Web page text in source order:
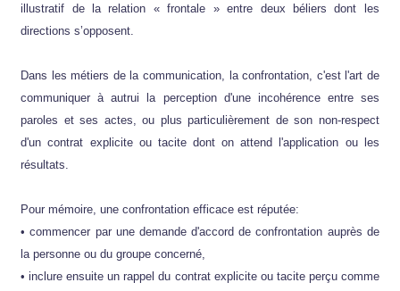
illustratif de la relation « frontale » entre deux béliers dont les
directions s’opposent.
Dans les métiers de la communication, la confrontation, c'est l'art de
communiquer à autrui la perception d'une incohérence entre ses
paroles et ses actes, ou plus particulièrement de son non-respect
d'un contrat explicite ou tacite dont on attend l'application ou les
résultats.
Pour mémoire, une confrontation efficace est réputée:
• commencer par une demande d'accord de confrontation auprès de
la personne ou du groupe concerné,
• inclure ensuite un rappel du contrat explicite ou tacite perçu comme